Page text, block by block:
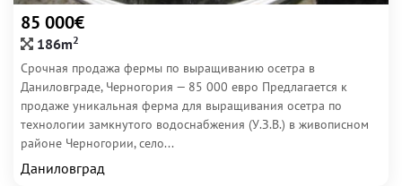
85 000€
186m2
Срочная продажа фермы по выращиванию осетра в
Даниловграде, Черногория — 85 000 евро Предлагается к
продаже уникальная ферма для выращивания осетра по
технологии замкнутого водоснабжения (У.З.В.) в живописном
районе Черногории, село...
Даниловград